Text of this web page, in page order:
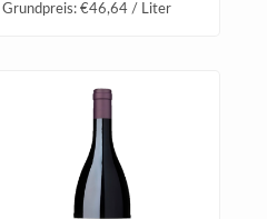
Grundpreis: €46,64 / Liter